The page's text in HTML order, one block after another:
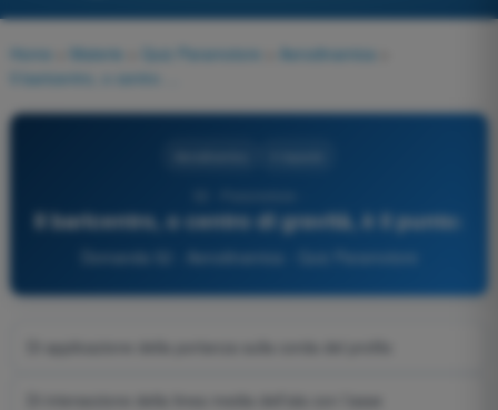
Home Materie Quiz Paramotore Aerodinamica
Il baricentro, o centro di gravità, è il punto: